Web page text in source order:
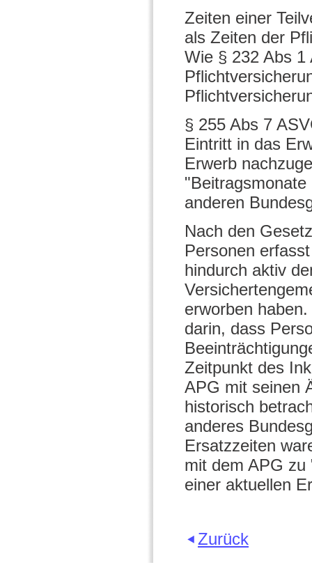
Zeiten einer
als Zeiten der
Wie § 232 Abs
§ 255 Abs 7
Eintritt in das
Erwerb
anderen
Nach den
Personen
hindurch aktiv
erworben
darin, dass
Zeitpunkt des
APG mit seinen
historisch
anderes
Ersatzzeiten
mit dem APG
einer aktuellen
Zurück